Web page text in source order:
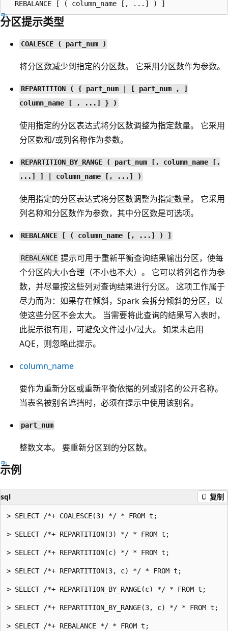
分区提示类型
COALESCE ( part_num )
将分区数减少到指定的分区数。 它采用分区数作为参数。
REPARTITION ( { part_num | [ part_num , ]
column_name [ , ...] } )
使用指定的分区表达式将分区数调整为指定数量。 它采用
分区数和/或列名称作为参数。
REPARTITION_BY_RANGE ( part_num [, column_name [,
...] ] | column_name [, ...] )
使用指定的分区表达式将分区数调整为指定数量。 它采用
列名称和分区数作为参数，其中分区数是可选项。
REBALANCE [ ( column_name [, ...] ) ]
REBALANCE 提示可用于重新平衡查询结果输出分区，使每
个分区的大小合理（不小也不大）。 它可以将列名作为参
数，并尽量按这些列对查询结果进行分区。 这项工作属于
尽力而为：如果存在倾斜，Spark 会拆分倾斜的分区，以
使这些分区不会太大。 当需要将此查询的结果写入表时，
此提示很有用，可避免文件过小/过大。 如果未启用
AQE，则忽略此提示。
column_name
要作为重新分区或重新平衡依据的列或别名的公开名称。
当表名被别名遮挡时，必须在提示中使用该别名。
part_num
整数文本。 要重新分区到的分区数。
示例
sql 复制
> SELECT /*+ COALESCE(3) */ * FROM t;
> SELECT /*+ REPARTITION(3) */ * FROM t;
> SELECT /*+ REPARTITION(c) */ * FROM t;
> SELECT /*+ REPARTITION(3, c) */ * FROM t;
> SELECT /*+ REPARTITION_BY_RANGE(c) */ * FROM t;
> SELECT /*+ REPARTITION_BY_RANGE(3, c) */ * FROM t;
> SELECT /*+ REBALANCE */ * FROM t;